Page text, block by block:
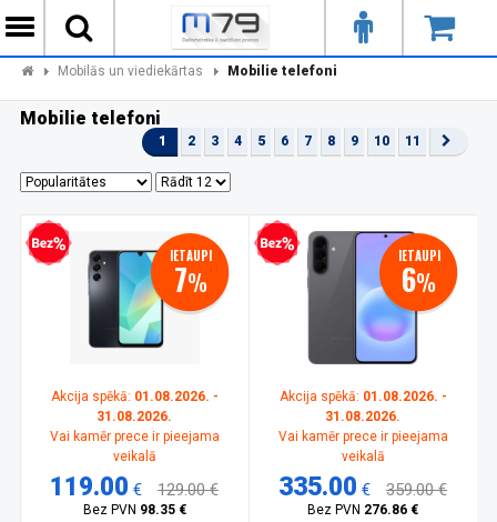
Mobilās un viediekārtas Mobilie telefoni
Mobilie telefoni
1 2 3 4 5 6 7 8 9 10 11
kredīts IETAUPI
7%
Akcija spēkā: 01.08.2026. -
31.08.2026.
Vai kamēr prece ir pieejama
veikalā
119.00 € 129.00 €
Bez PVN 98.35 €
Bezprocentu kredīts IETAUPI
6%
Akcija spēkā: 01.08.2026. -
31.08.2026.
Vai kamēr prece ir pieejama
veikalā
335.00 € 359.00 €
Bez PVN 276.86 €